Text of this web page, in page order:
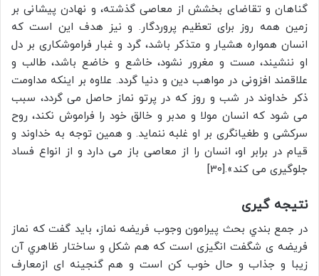
گناهان و تقاضاى بخشش از معاصى گذشته، و نهادن پيشانى بر
زمين همه روز براى تعظيم پروردگار. و نيز هدف اين است كه
انسان همواره هشيار و متذكر باشد، گرد و غبار فراموشكارى بر دل
او ننشيند، مست و مغرور نشود، خاشع و خاضع باشد، طالب و
علاقمند افزونى در مواهب دين و دنيا گردد. علاوه بر اينكه مداومت
ذكر خداوند در شب و روز كه در پرتو نماز حاصل مى گردد، سبب
مى شود كه انسان مولا و مدبر و خالق خود را فراموش نكند، روح
سركشى و طغيانگرى بر او غلبه ننمايد. و همين توجه به خداوند و
قيام در برابر او، انسان را از معاصى باز مى دارد و از انواع فساد
جلوگيرى مى كند».[30]
نتیجه گیری
در جمع بندي بحث پیرامون وجوب فریضه نماز، باید گفت که نماز
فریضه ی شگفت انگیزی است که هم شكل و ساختار ظاهري آن
زيبا و جذاب و حال خوب کن است و هم گنجینه ای ازمعارف